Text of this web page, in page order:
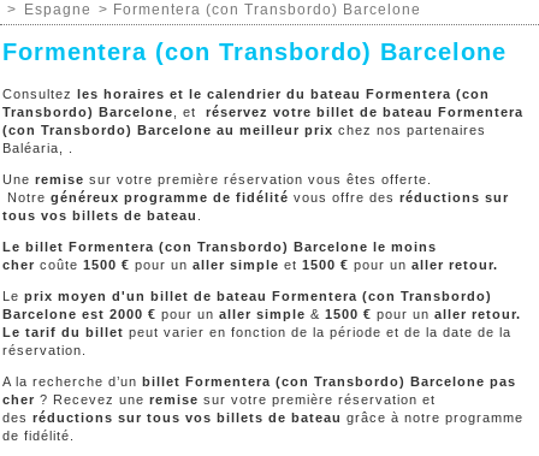
> Espagne > Formentera (con Transbordo) Barcelone
Formentera (con Transbordo) Barcelone
Consultez les horaires et le calendrier du bateau Formentera (con
Transbordo) Barcelone , et réservez votre billet de bateau Formentera
(con Transbordo) Barcelone au meilleur prix chez nos partenaires
Baléaria, .
Une remise sur votre première réservation vous êtes offerte.
Notre généreux programme de fidélité vous offre des réductions sur
tous vos billets de bateau
Le billet Formentera (con Transbordo) Barcelone le moins
cher coûte 1500 € pour un aller simple et 1500 € pour un aller retour.
Le prix moyen d'un billet de bateau Formentera (con Transbordo)
Barcelone est 2000 € pour un aller simple & 1500 € pour un aller retour.
Le tarif du billet peut varier en fonction de la période et de la date de la
réservation.
A la recherche d’un billet Formentera (con Transbordo) Barcelone pas
cher ? Recevez une remise sur votre première réservation et
des réductions sur tous vos billets de bateau grâce à notre programme
de fidélité.